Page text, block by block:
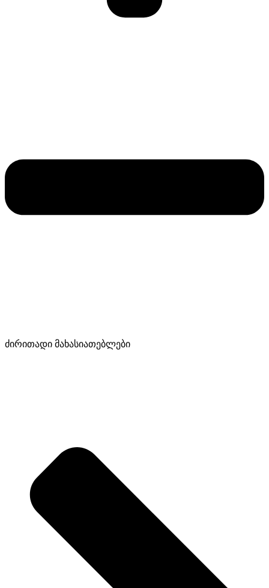
ძირითადი მახასიათებლები